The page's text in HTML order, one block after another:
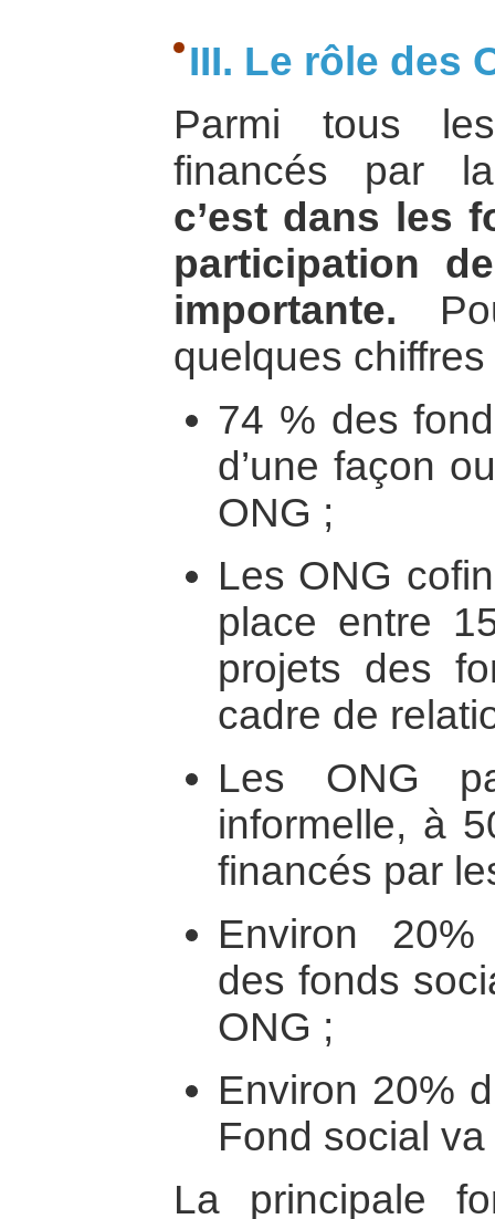
III. Le rôle des
Parmi tous
financés par
c’est dans les
participation
importante.
quelques chiffres
74 % des
d’une façon
ONG ;
Les ONG
place entre
projets des
cadre de
Les ONG
informelle, à
financés par
Environ
des fonds
ONG ;
Environ 20%
Fond social
La principale